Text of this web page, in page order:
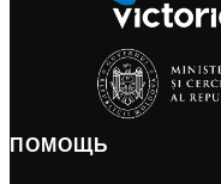
ПОМОЩЬ